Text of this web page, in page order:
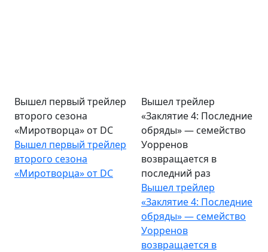
Вышел первый трейлер
второго сезона
«Миротворца» от DC
Вышел первый трейлер
второго сезона
«Миротворца» от DC
Вышел трейлер
«Заклятие 4: Последние
обряды» — семейство
Уорренов
возвращается в
последний раз
Вышел трейлер
«Заклятие 4: Последние
обряды» — семейство
Уорренов
возвращается в